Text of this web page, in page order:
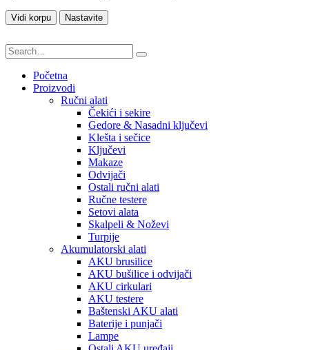
Vidi korpu Nastavite
Početna
Proizvodi
Ručni alati
Čekići i sekire
Gedore & Nasadni ključevi
Klešta i sečice
Ključevi
Makaze
Odvijači
Ostali ručni alati
Ručne testere
Setovi alata
Skalpeli & Noževi
Turpije
Akumulatorski alati
AKU brusilice
AKU bušilice i odvijači
AKU cirkulari
AKU testere
Baštenski AKU alati
Baterije i punjači
Lampe